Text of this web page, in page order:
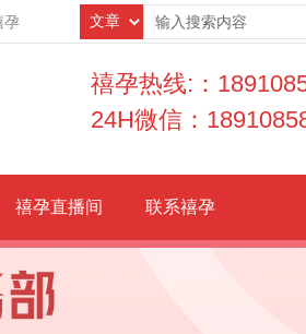
孕
禧孕热线:：
24H微信：
禧孕直播间 联系禧孕